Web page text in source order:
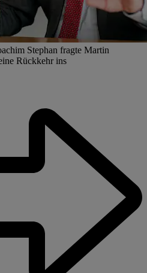
Stephan fragte Martin
Rückkehr ins